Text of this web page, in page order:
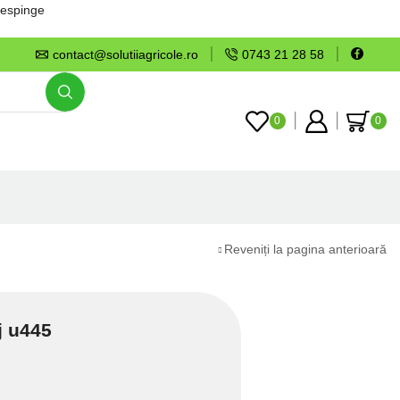
contact@solutiiagricole.ro 0743 21 28 58
0 0
Reveniți la pagina anterioară
u445